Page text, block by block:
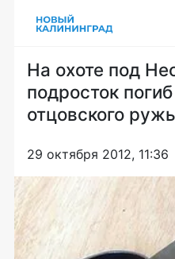
На охоте под
подросток
отцовского
29 октября 2012, 11:36